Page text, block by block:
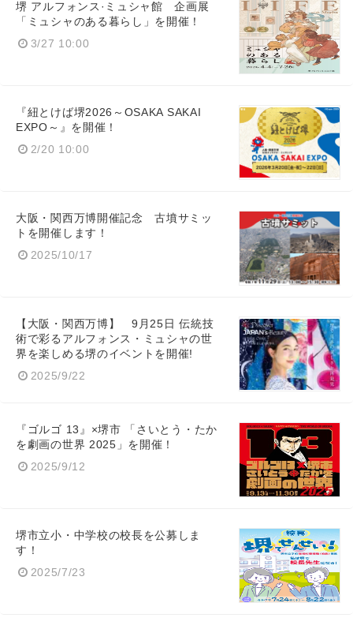
堺 アルフォンス·ミュシャ館 企画展
「ミュシャのある暮らし」を開催！
3/27 10:00
『紐とけば堺2026～OSAKA SAKAI
EXPO～』を開催！
2/20 10:00
大阪・関西万博開催記念 古墳サミッ
トを開催します！
2025/10/17
【大阪・関西万博】 9月25日 伝統技
術で彩るアルフォンス・ミュシャの世
界を楽しめる堺のイベントを開催!
2025/9/22
『ゴルゴ 13』×堺市 「さいとう・たか
を劇画の世界 2025」を開催！
2025/9/12
堺市立小・中学校の校長を公募しま
す！
2025/7/23